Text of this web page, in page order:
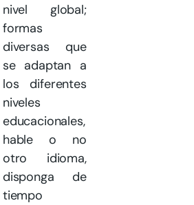
nivel global;
formas
diversas que
se adaptan a
los diferentes
niveles
educacionales,
hable o no
otro idioma,
disponga de
tiempo